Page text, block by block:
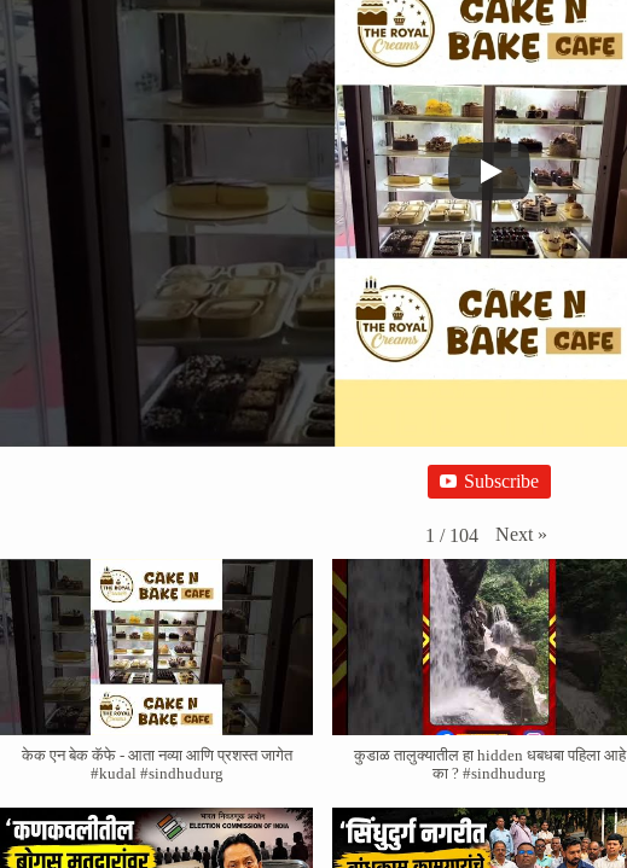
Subscribe
1 / 104 Next »
केक एन बेक कॅफे - आता नव्या आणि प्रशस्त जागेत
#kudal #sindhudurg
कुडाळ तालुक्यातील हा hidden धबधबा पहिला आहे
का ? #sindhudurg